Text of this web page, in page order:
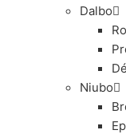
Dalbo
Niubo